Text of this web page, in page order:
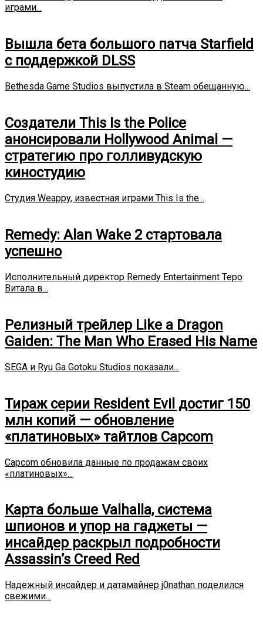
играми...
Вышла бета большого патча Starfield
с поддержкой DLSS
Bethesda Game Studios выпустила в Steam обещанную...
Создатели This Is the Police
анонсировали Hollywood Animal —
стратегию про голливудскую
киностудию
Студия Weappy, известная играми This Is the...
Remedy: Alan Wake 2 стартовала
успешно
Исполнительный директор Remedy Entertainment Теро
Витала в...
Релизный трейлер Like a Dragon
Gaiden: The Man Who Erased His Name
SEGA и Ryu Ga Gotoku Studios показали...
Тираж серии Resident Evil достиг 150
млн копий — обновление
«платиновых» тайтлов Capcom
Capcom обновила данные по продажам своих
«платиновых»...
Карта больше Valhalla, система
шпионов и упор на гаджеты —
инсайдер раскрыл подробности
Assassin’s Creed Red
Надежный инсайдер и датамайнер j0nathan поделился
свежими...